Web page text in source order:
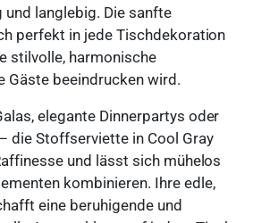
langlebig. Die sanfte
perfekt in jede Tischdekoration
stilvolle, harmonische
Gäste beeindrucken wird.
elegante Dinnerpartys oder
die Stoffserviette in Cool Gray
und lässt sich mühelos
kombinieren. Ihre edle,
eine beruhigende und